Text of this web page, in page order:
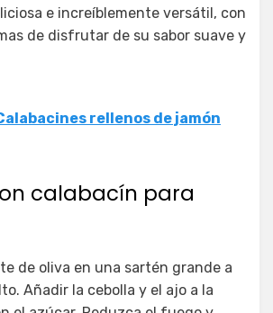
e increíblemente versátil, con
de disfrutar de su sabor suave y
rellenos de jamón
calabacín para
de oliva en una sartén grande a
Añadir la cebolla y el ajo a la